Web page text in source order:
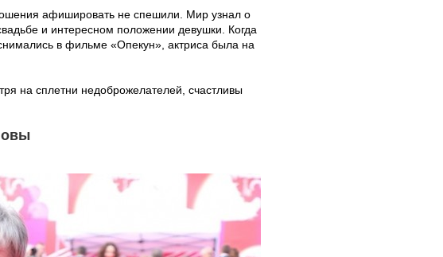
афишировать не спешили. Мир узнал о
и интересном положении девушки. Когда
в фильме «Опекун», актриса была на
на сплетни недоброжелателей, счастливы